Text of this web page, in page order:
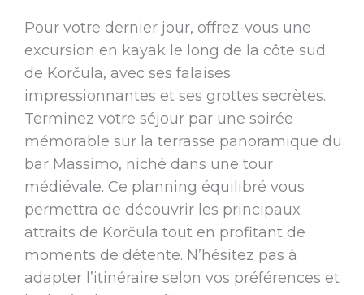
Pour votre dernier jour, offrez-vous une
excursion en kayak le long de la côte sud
de Korčula, avec ses falaises
impressionnantes et ses grottes secrètes.
Terminez votre séjour par une soirée
mémorable sur la terrasse panoramique du
bar Massimo, niché dans une tour
médiévale. Ce planning équilibré vous
permettra de découvrir les principaux
attraits de Korčula tout en profitant de
moments de détente. N’hésitez pas à
adapter l’itinéraire selon vos préférences et